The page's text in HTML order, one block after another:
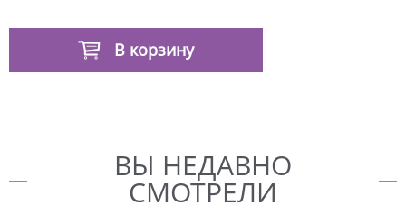
В корзину
ВЫ НЕДАВНО
СМОТРЕЛИ